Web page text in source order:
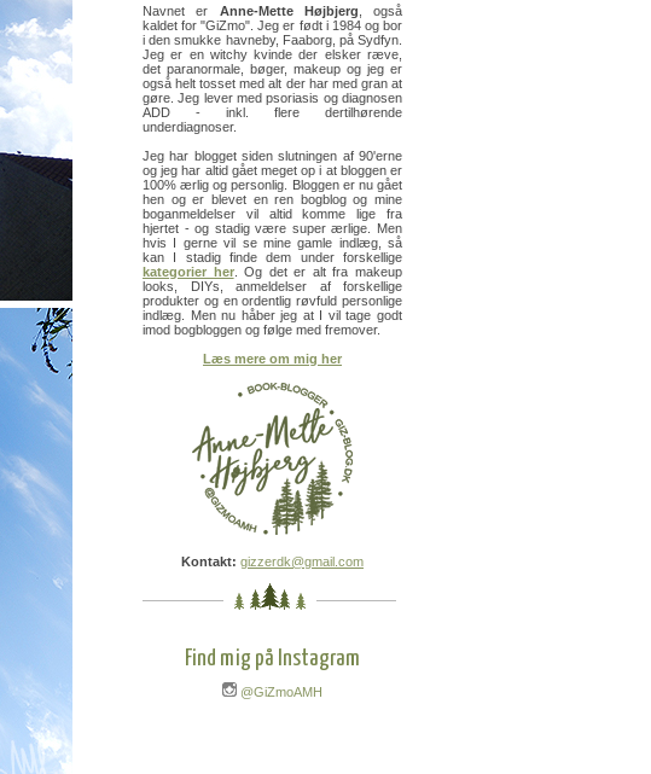
Navnet er Anne-Mette Højbjerg , også
kaldet for "GiZmo". Jeg er født i 1984 og bor
i den smukke havneby, Faaborg, på Sydfyn.
Jeg er en witchy kvinde der elsker ræve,
det paranormale, bøger, makeup og jeg er
også helt tosset med alt der har med gran at
gøre. Jeg lever med psoriasis og diagnosen
ADD - inkl. flere dertilhørende
underdiagnoser.
Jeg har blogget siden slutningen af 90'erne
og jeg har altid gået meget op i at bloggen er
100% ærlig og personlig. Bloggen er nu gået
hen og er blevet en ren bogblog og mine
boganmeldelser vil altid komme lige fra
hjertet - og stadig være super ærlige. Men
hvis I gerne vil se mine gamle indlæg, så
kan I stadig finde dem under forskellige
kategorier her. Og det er alt fra makeup
looks, DIYs, anmeldelser af forskellige
produkter og en ordentlig røvfuld personlige
indlæg. Men nu håber jeg at I vil tage godt
imod bogbloggen og følge med fremover.
Læs mere om mig her
Kontakt: gizzerdk@gmail.com
Find mig på Instagram
@GiZmoAMH